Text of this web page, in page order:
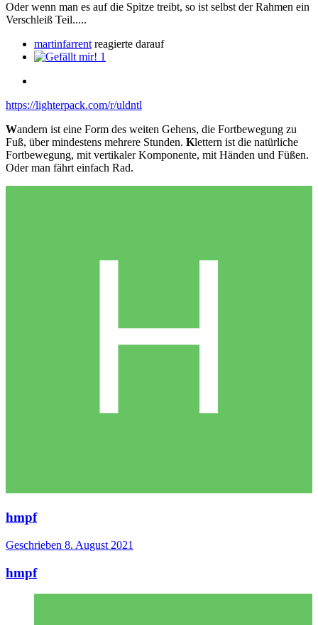
Oder wenn man es auf die Spitze treibt, so ist selbst der Rahmen ein
Verschleiß Teil.....
martinfarrent reagierte darauf
1
https://lighterpack.com/r/uldntl
Wandern ist eine Form des weiten Gehens, die Fortbewegung zu
Fuß, über mindestens mehrere Stunden. Klettern ist die natürliche
Fortbewegung, mit vertikaler Komponente, mit Händen und Füßen.
Oder man fährt einfach Rad.
hmpf
Geschrieben 8. August 2021
hmpf